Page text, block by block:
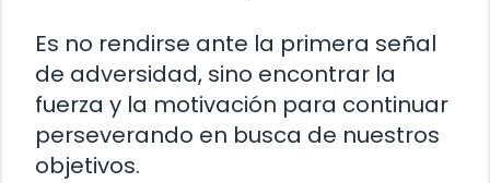
Es no rendirse ante la primera señal
de adversidad, sino encontrar la
fuerza y la motivación para continuar
perseverando en busca de nuestros
objetivos.